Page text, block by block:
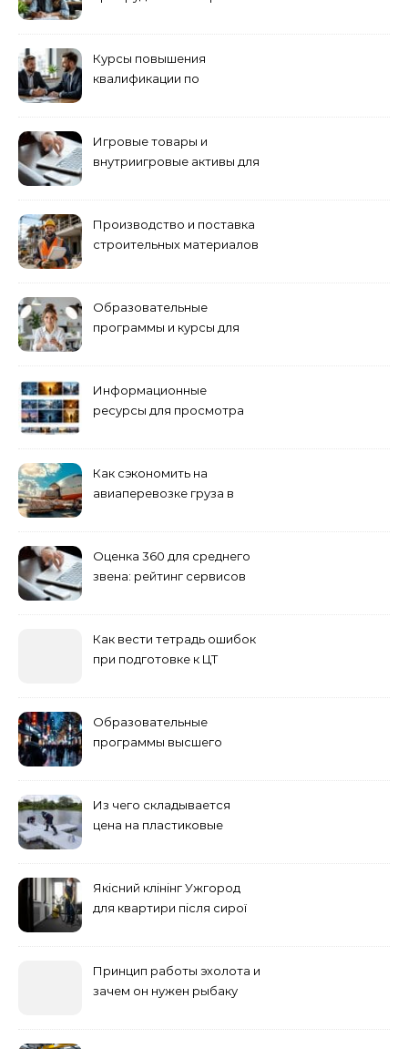
Курсы повышения
квалификации по
Игровые товары и
внутриигровые активы для
приобретения
Производство и поставка
строительных материалов
Образовательные
программы и курсы для
Информационные
ресурсы для просмотра
Как сэкономить на
авиаперевозке груза в
Оценка 360 для среднего
звена: рейтинг сервисов
Как вести тетрадь ошибок
при подготовке к ЦТ
Образовательные
программы высшего
Из чего складывается
цена на пластиковые
Якісний клінінг Ужгород
для квартири після сирої
Принцип работы эхолота и
зачем он нужен рыбаку